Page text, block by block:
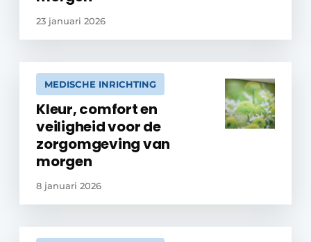
23 januari 2026
MEDISCHE INRICHTING
Kleur, comfort en
veiligheid voor de
zorgomgeving van
morgen
8 januari 2026